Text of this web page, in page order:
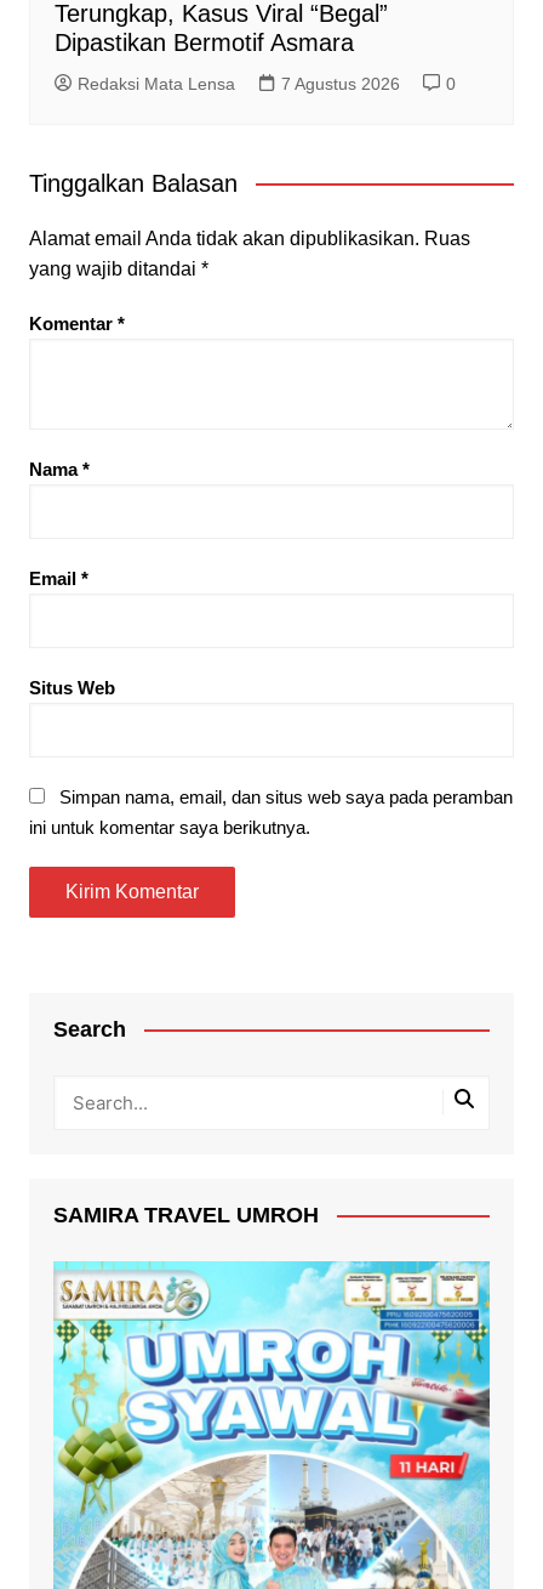
Terungkap, Kasus Viral “Begal”
Dipastikan Bermotif Asmara
Redaksi Mata Lensa 7 Agustus 2026 0
Tinggalkan Balasan
Alamat email Anda tidak akan dipublikasikan. Ruas
yang wajib ditandai *
Komentar *
Nama*
Email *
Situs Web
Simpan nama, email, dan situs web saya pada peramban
ini untuk komentar saya berikutnya.
Search
SAMIRA TRAVEL UMROH